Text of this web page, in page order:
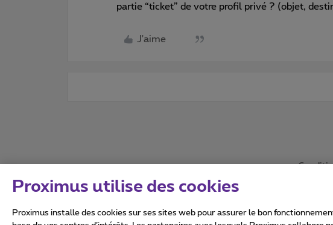
partie “ticket” de votre profil privé ? (objet,
J'aime
Proximus utilise des cookies
Proximus installe des cookies sur ses sites web pour assurer le bon